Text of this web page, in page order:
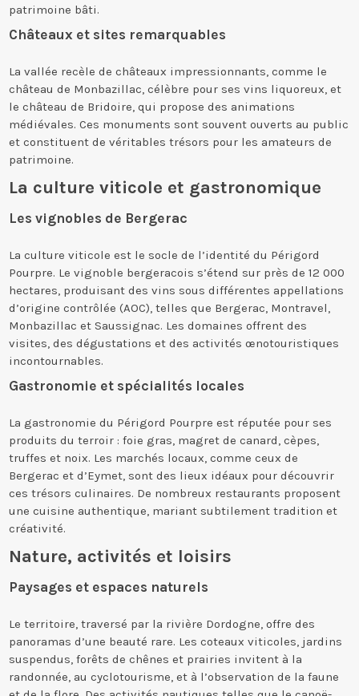
patrimoine bâti.
Châteaux et sites remarquables
La vallée recèle de châteaux impressionnants, comme le
château de Monbazillac, célèbre pour ses vins liquoreux, et
le château de Bridoire, qui propose des animations
médiévales. Ces monuments sont souvent ouverts au public
et constituent de véritables trésors pour les amateurs de
patrimoine.
La culture viticole et gastronomique
Les vignobles de Bergerac
La culture viticole est le socle de l’identité du Périgord
Pourpre. Le vignoble bergeracois s’étend sur près de 12 000
hectares, produisant des vins sous différentes appellations
d’origine contrôlée (AOC), telles que Bergerac, Montravel,
Monbazillac et Saussignac. Les domaines offrent des
visites, des dégustations et des activités œnotouristiques
incontournables.
Gastronomie et spécialités locales
La gastronomie du Périgord Pourpre est réputée pour ses
produits du terroir : foie gras, magret de canard, cèpes,
truffes et noix. Les marchés locaux, comme ceux de
Bergerac et d’Eymet, sont des lieux idéaux pour découvrir
ces trésors culinaires. De nombreux restaurants proposent
une cuisine authentique, mariant subtilement tradition et
créativité.
Nature, activités et loisirs
Paysages et espaces naturels
Le territoire, traversé par la rivière Dordogne, offre des
panoramas d’une beauté rare. Les coteaux viticoles, jardins
suspendus, forêts de chênes et prairies invitent à la
randonnée, au cyclotourisme, et à l’observation de la faune